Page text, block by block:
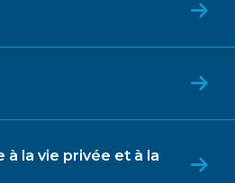
à la vie privée et à la